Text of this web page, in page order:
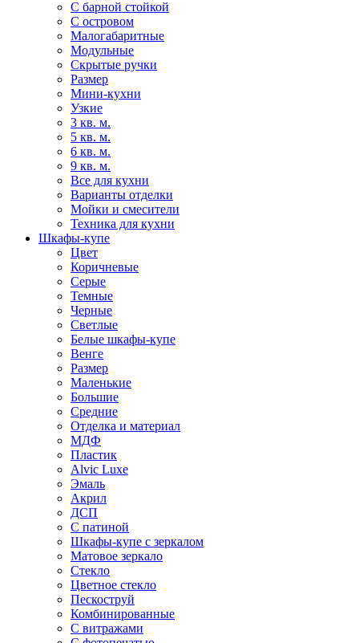
С барной стойкой
С островом
Малогабаритные
Модульные
Скрытые ручки
Размер
Мини-кухни
Узкие
3 кв. м.
5 кв. м.
6 кв. м.
9 кв. м.
Все для кухни
Варианты отделки
Мойки и смесители
Техника для кухни
Шкафы-купе
Цвет
Коричневые
Серые
Темные
Черные
Светлые
Белые шкафы-купе
Венге
Размер
Маленькие
Большие
Средние
Отделка и материал
МДФ
Пластик
Alvic Luxe
Эмаль
Акрил
ДСП
С патиной
Шкафы-купе с зеркалом
Матовое зеркало
Стекло
Цветное стекло
Пескоструй
Комбинированные
С витражами